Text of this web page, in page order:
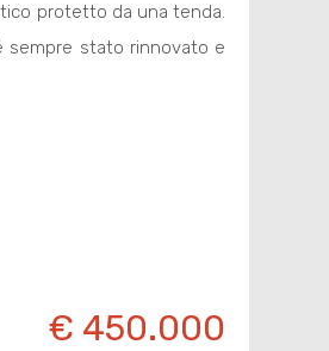
protetto da una tenda.
sempre stato rinnovato e
€ 450.000